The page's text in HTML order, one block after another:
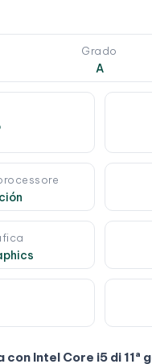
Grado
A
Intel Core i5 di 11ª